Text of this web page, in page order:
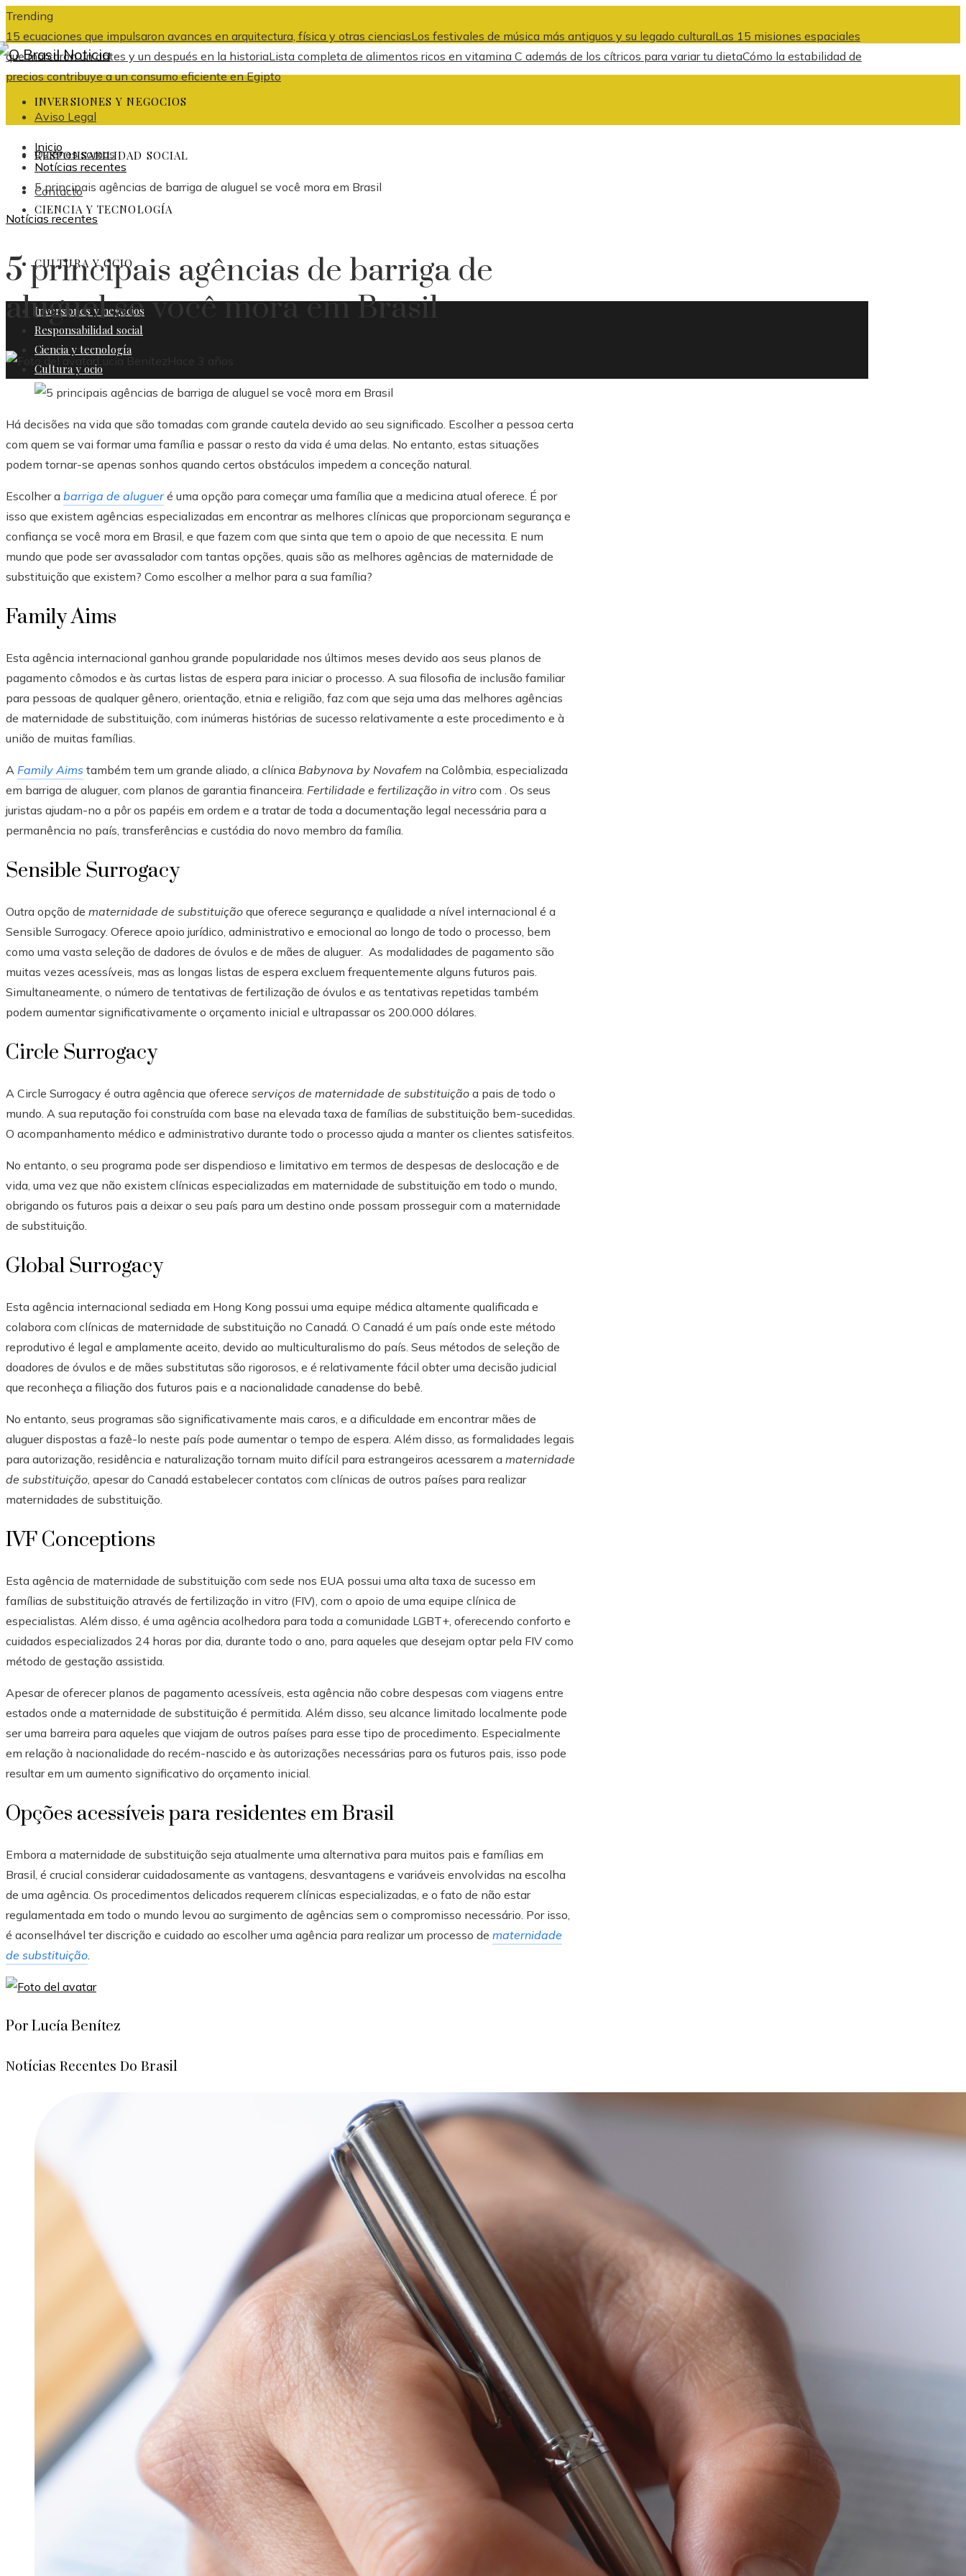
Trending
15 ecuaciones que impulsaron avances en arquitectura, física y otras cienciasLos festivales de música más antiguos y su legado culturalLas 15 misiones espaciales
que marcaron un antes y un después en la historiaLista completa de alimentos ricos en vitamina C además de los cítricos para variar tu dietaCómo la estabilidad de
precios contribuye a un consumo eficiente en Egipto
Aviso Legal
Quiénes somos
Contacto
INVERSIONES Y NEGOCIOS
RESPONSABILIDAD SOCIAL
CIENCIA Y TECNOLOGÍA
CULTURA Y OCIO
Inversiones y negocios
Responsabilidad social
Ciencia y tecnología
Cultura y ocio
Inicio
Notícias recentes
5 principais agências de barriga de aluguel se você mora em Brasil
Notícias recentes
5 principais agências de barriga de
aluguel se você mora em Brasil
Lucía Benítez Hace 3 años
Há decisões na vida que são tomadas com grande cautela devido ao seu significado. Escolher a pessoa certa
com quem se vai formar uma família e passar o resto da vida é uma delas. No entanto, estas situações
podem tornar-se apenas sonhos quando certos obstáculos impedem a conceção natural.
Escolher a barriga de alugueré uma opção para começar uma família que a medicina atual oferece. É por
isso que existem agências especializadas em encontrar as melhores clínicas que proporcionam segurança e
confiança se você mora em Brasil, e que fazem com que sinta que tem o apoio de que necessita. E num
mundo que pode ser avassalador com tantas opções, quais são as melhores agências de maternidade de
substituição que existem? Como escolher a melhor para a sua família?
Family Aims
Esta agência internacional ganhou grande popularidade nos últimos meses devido aos seus planos de
pagamento cômodos e às curtas listas de espera para iniciar o processo. A sua filosofia de inclusão familiar
para pessoas de qualquer gênero, orientação, etnia e religião, faz com que seja uma das melhores agências
de maternidade de substituição, com inúmeras histórias de sucesso relativamente a este procedimento e à
união de muitas famílias.
A Family Aims também tem um grande aliado, a clínica Babynova by Novafem na Colômbia, especializada
em barriga de aluguer, com planos de garantia financeira. Fertilidade e fertilização in vitro com . Os seus
juristas ajudam-no a pôr os papéis em ordem e a tratar de toda a documentação legal necessária para a
permanência no país, transferências e custódia do novo membro da família.
Sensible Surrogacy
Outra opção de maternidade de substituição que oferece segurança e qualidade a nível internacional é a
Sensible Surrogacy. Oferece apoio jurídico, administrativo e emocional ao longo de todo o processo, bem
como uma vasta seleção de dadores de óvulos e de mães de aluguer. As modalidades de pagamento são
muitas vezes acessíveis, mas as longas listas de espera excluem frequentemente alguns futuros pais.
Simultaneamente, o número de tentativas de fertilização de óvulos e as tentativas repetidas também
podem aumentar significativamente o orçamento inicial e ultrapassar os 200.000 dólares.
Circle Surrogacy
A Circle Surrogacy é outra agência que oferece serviços de maternidade de substituição a pais de todo o
mundo. A sua reputação foi construída com base na elevada taxa de famílias de substituição bem-sucedidas.
O acompanhamento médico e administrativo durante todo o processo ajuda a manter os clientes satisfeitos.
No entanto, o seu programa pode ser dispendioso e limitativo em termos de despesas de deslocação e de
vida, uma vez que não existem clínicas especializadas em maternidade de substituição em todo o mundo,
obrigando os futuros pais a deixar o seu país para um destino onde possam prosseguir com a maternidade
de substituição.
Global Surrogacy
Esta agência internacional sediada em Hong Kong possui uma equipe médica altamente qualificada e
colabora com clínicas de maternidade de substituição no Canadá. O Canadá é um país onde este método
reprodutivo é legal e amplamente aceito, devido ao multiculturalismo do país. Seus métodos de seleção de
doadores de óvulos e de mães substitutas são rigorosos, e é relativamente fácil obter uma decisão judicial
que reconheça a filiação dos futuros pais e a nacionalidade canadense do bebê.
No entanto, seus programas são significativamente mais caros, e a dificuldade em encontrar mães de
aluguer dispostas a fazê-lo neste país pode aumentar o tempo de espera. Além disso, as formalidades legais
para autorização, residência e naturalização tornam muito difícil para estrangeiros acessarem a maternidade
de substituição, apesar do Canadá estabelecer contatos com clínicas de outros países para realizar
maternidades de substituição.
IVF Conceptions
Esta agência de maternidade de substituição com sede nos EUA possui uma alta taxa de sucesso em
famílias de substituição através de fertilização in vitro (FIV), com o apoio de uma equipe clínica de
especialistas. Além disso, é uma agência acolhedora para toda a comunidade LGBT+, oferecendo conforto e
cuidados especializados 24 horas por dia, durante todo o ano, para aqueles que desejam optar pela FIV como
método de gestação assistida.
Apesar de oferecer planos de pagamento acessíveis, esta agência não cobre despesas com viagens entre
estados onde a maternidade de substituição é permitida. Além disso, seu alcance limitado localmente pode
ser uma barreira para aqueles que viajam de outros países para esse tipo de procedimento. Especialmente
em relação à nacionalidade do recém-nascido e às autorizações necessárias para os futuros pais, isso pode
resultar em um aumento significativo do orçamento inicial.
Opções acessíveis para residentes em Brasil
Embora a maternidade de substituição seja atualmente uma alternativa para muitos pais e famílias em
Brasil, é crucial considerar cuidadosamente as vantagens, desvantagens e variáveis envolvidas na escolha
de uma agência. Os procedimentos delicados requerem clínicas especializadas, e o fato de não estar
regulamentada em todo o mundo levou ao surgimento de agências sem o compromisso necessário. Por isso,
é aconselhável ter discrição e cuidado ao escolher uma agência para realizar um processo de maternidade
de substituição.
Por Lucía Benítez
Notícias Recentes Do Brasil